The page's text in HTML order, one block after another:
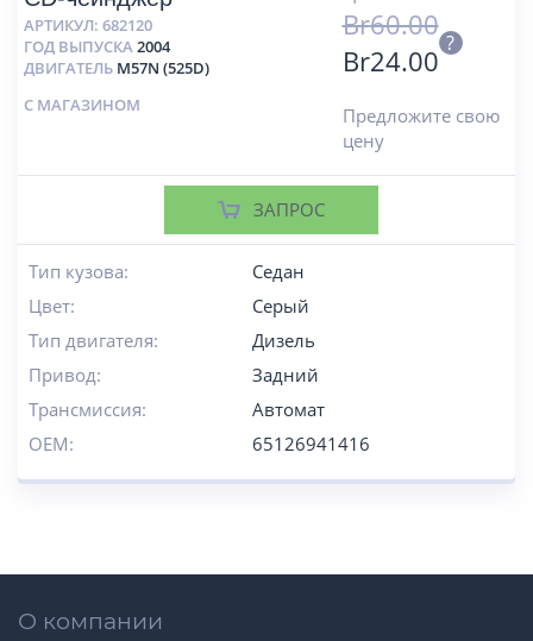
АРТИКУЛ: 682120
ГОД ВЫПУСКА2004
ДВИГАТЕЛЬ M57N (525D)
С МАГАЗИНОМ
Br60.00
Br24.00
?
Предложите свою
цену
ЗАПРОС
Тип кузова:
Седан
Цвет:
Серый
Тип двигателя:
Дизель
Привод:
Задний
Трансмиссия:
Автомат
OEM:
65126941416
О компании